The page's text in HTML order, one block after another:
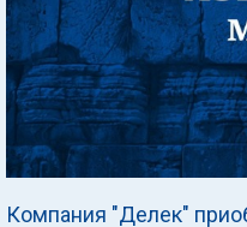
Компания "Делек"